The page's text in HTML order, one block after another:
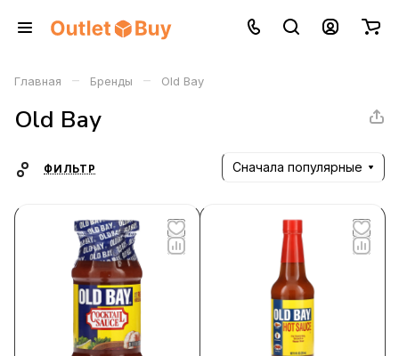
Главная – Бренды – Old Bay
Old Bay
ФИЛЬТР Сначала популярные